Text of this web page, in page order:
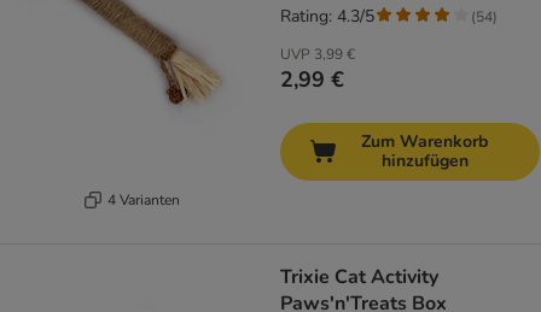
4 Varianten
UVP 3,99 €
2,99 €
Rating: 4.3/5 (54)
Zum Warenkorb
hinzufügen
Trixie Cat Activity
Paws'n'Treats Box